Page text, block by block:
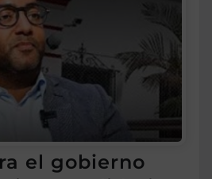
el gobierno